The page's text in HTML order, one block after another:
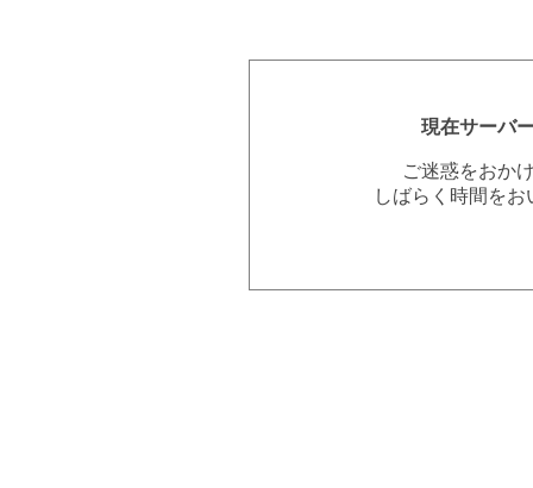
現在サーバ
ご迷惑をおか
しばらく時間を